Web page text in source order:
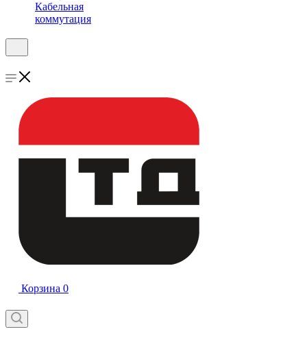
Кабельная
коммутация
Корзина 0